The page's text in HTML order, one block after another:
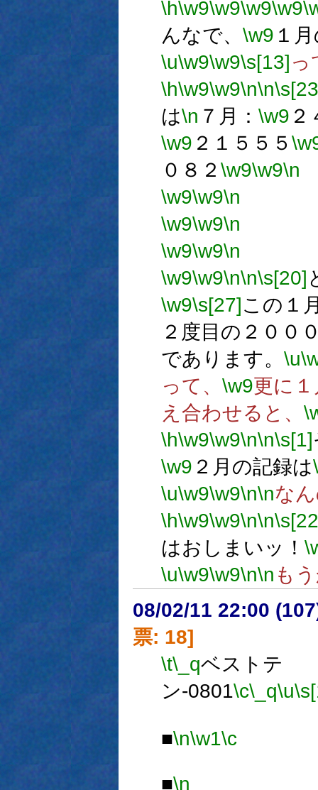
\h\w9\w9\w9\w9
んなで、 \w9 １
\u\w9\w9\s[13]っ
\h\w9\w9\n\n
は\n ７月： \w9 ２
\w9 ２１５５５
０８２ \w9\w9\n
\w9\w9\n
\w9\w9\n
\w9\w9\n
\w9\w9\n\n\s[20]
\w9\s[27]この１
２度目の２００
であります。 \u
って、 \w9更に
え合わせると、
\h\w9\w9\n\n\s[1]
\w9 ２月の記録は
\u\w9\w9\n\nな
\h\w9\w9\n\n
はおしまいッ！
\u\w9\w9\n\n も
08/02/11 22:00
票: 18]
\t\_qベストテ
ン-0801\c\_q\u
■\n\w1\c
■\n